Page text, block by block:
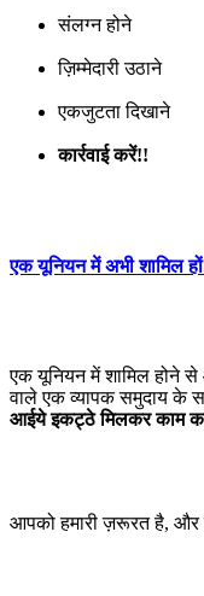
संलग्न होने
ज़िम्मेदारी उठाने
एकजुटता दिखाने
कार्रवाई करें!!
एक यूनियन में अभी शामिल
एक यूनियन में शामिल होने
वाले एक व्यापक समुदाय के
आईये इकट्ठे मिलकर काम
आपको हमारी ज़रूरत है,